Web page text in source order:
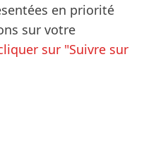
en priorité
sur votre
sur "Suivre sur